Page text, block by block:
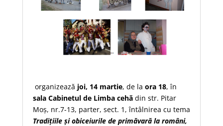
organizează joi, 14 martie, de la ora 18, în
sala Cabinetul de Limba cehă din str. Pitar
Moș, nr.7-13, parter, sect. 1, întâlnirea cu tema
Tradițiile și obiceiurile de primăvară la români,